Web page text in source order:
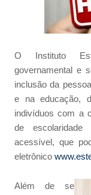
O Instituto
governamental e
inclusão da
e na educação,
indivíduos com a
de
acessível, que
eletrônico
Além de se